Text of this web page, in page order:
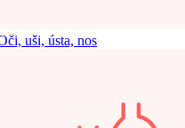
uši, ústa, nos